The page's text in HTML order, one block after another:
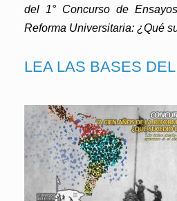
del 1° Concurso de
Reforma Universitaria: ¿Qué
LEA LAS BASES